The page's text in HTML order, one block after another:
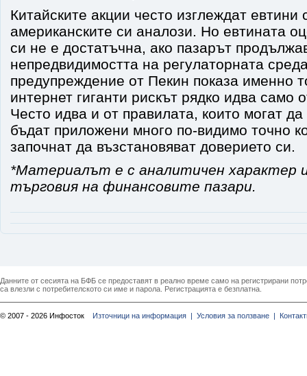
Китайските акции често изглеждат евтини
американските си аналози. Но евтината
си не е достатъчна, ако пазарът
непредвидимостта на регулаторната
предупреждение от Пекин показа именно
интернет гиганти рискът рядко идва само
Често идва и от правилата, които могат
бъдат приложени много по-видимо точно
започнат да възстановяват доверието си.
*Материалът е с аналитичен характер
търговия на финансовите пазари.
Данните от сесията на БФБ се предоставят в реално време само на регистрирани
са влезли с потребителското си име и парола. Регистрацията е безплатна.
© 2007 - 2026 Инфосток Източници на информация | Условия за ползване |